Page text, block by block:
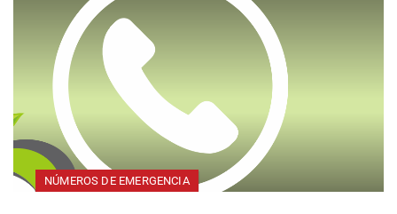
NÚMEROS DE EMERGENCIA